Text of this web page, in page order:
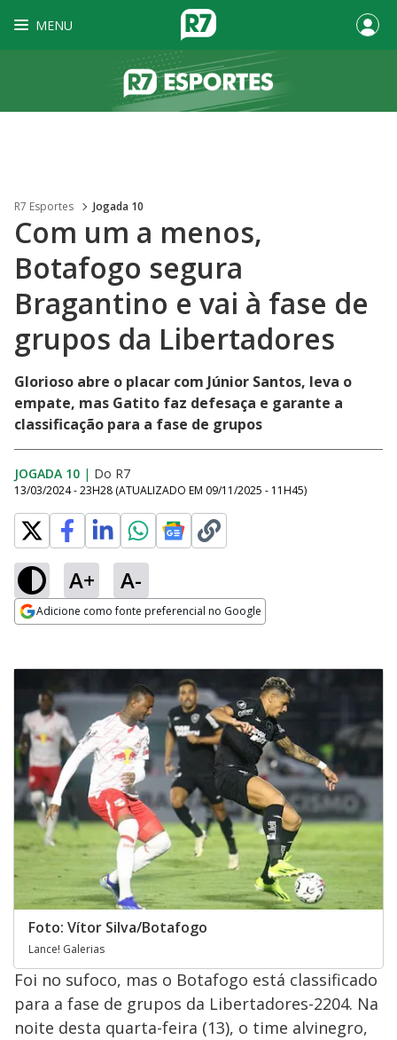
MENU
R7 Esportes Jogada 10
Com um a menos,
Botafogo segura
Bragantino e vai à fase de
grupos da Libertadores
Glorioso abre o placar com Júnior Santos, leva o
empate, mas Gatito faz defesaça e garante a
classificação para a fase de grupos
JOGADA 10 | Do R7
13/03/2024 - 23H28 (ATUALIZADO EM 09/11/2025 - 11H45)
A+ A-
Adicione como fonte preferencial no Google
Foto: Vítor Silva/Botafogo
Lance! Galerias
Foi no sufoco, mas o Botafogo está classificado
para a fase de grupos da Libertadores-2204. Na
noite desta quarta-feira (13), o time alvinegro,